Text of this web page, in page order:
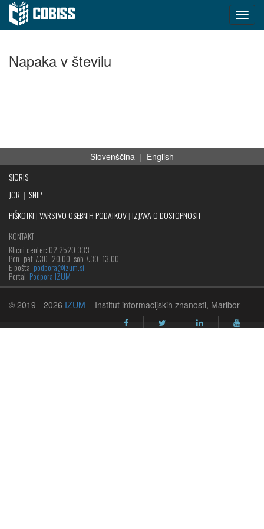
Napaka v številu
Slovenščina | English
SICRIS
JCR | SNIP
PIŠKOTKI |VARSTVO OSEBNIH PODATKOV| IZJAVA O DOSTOPNOSTI
KONTAKT
Klicni center: 02 2520 333
Pon‒pet 7.30–20.00, sob 7.30–13.00
E-pošta: podpora@izum.si
Portal: Podpora IZUM
© 2019 - 2026 IZUM – Institut informacijskih znanosti, Maribor